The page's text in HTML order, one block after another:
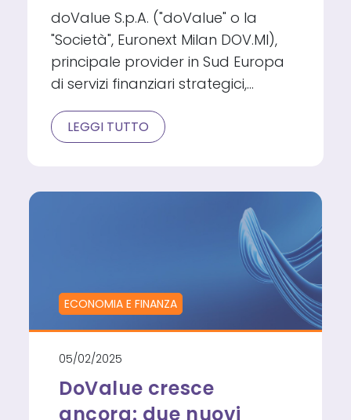
doValue S.p.A. ("doValue" o la
"Società", Euronext Milan DOV.MI),
principale provider in Sud Europa
di servizi finanziari strategici,…
LEGGI TUTTODOVALUE
IN
ECONOMIA E FINANZA
05/02/2025
DoValue cresce
ancora: due nuovi